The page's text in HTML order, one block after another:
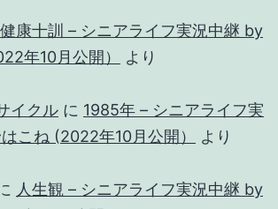
健康十訓 – シニアライフ実況中継 by
年10月公開）
より
イクル に 1985年 – シニアライフ実
こね (2022年10月公開）
より
人生観 – シニアライフ実況中継 by